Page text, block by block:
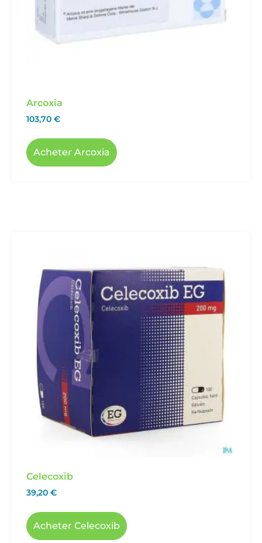
Arcoxia
103,70 €
Acheter Arcoxia
Celecoxib
39,20 €
Acheter Celecoxib